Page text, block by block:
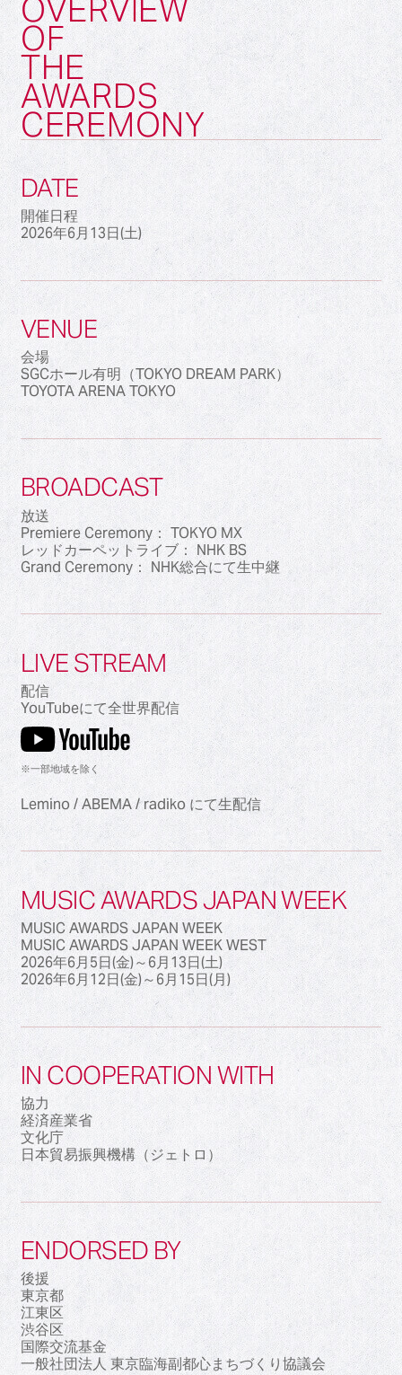
OVERVIEW
OF
THE
AWARDS
CEREMONY
DATE
開催日程
2026年6月13日(土)
VENUE
会場
SGCホール有明（TOKYO DREAM PARK）
TOYOTA ARENA TOKYO
BROADCAST
放送
Premiere Ceremony： TOKYO MX
レッドカーペットライブ： NHK BS
Grand Ceremony： NHK総合にて生中継
LIVE STREAM
配信
YouTubeにて全世界配信
※一部地域を除く
Lemino / ABEMA / radiko にて生配信
MUSIC AWARDS JAPAN WEEK
MUSIC AWARDS JAPAN WEEK
MUSIC AWARDS JAPAN WEEK WEST
2026年6月5日(金)～6月13日(土)
2026年6月12日(金)～6月15日(月)
IN COOPERATION WITH
協力
経済産業省
文化庁
日本貿易振興機構（ジェトロ）
ENDORSED BY
後援
東京都
江東区
渋谷区
国際交流基金
一般社団法人 東京臨海副都心まちづくり協議会